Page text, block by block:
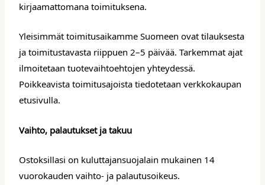
kirjaamattomana toimituksena.
Yleisimmät toimitusaikamme Suomeen ovat tilauksesta
ja toimitustavasta riippuen 2–5 päivää. Tarkemmat ajat
ilmoitetaan tuotevaihtoehtojen yhteydessä.
Poikkeavista toimitusajoista tiedotetaan verkkokaupan
etusivulla.
Vaihto, palautukset ja takuu
Ostoksillasi on kuluttajansuojalain mukainen 14
vuorokauden vaihto- ja palautusoikeus.